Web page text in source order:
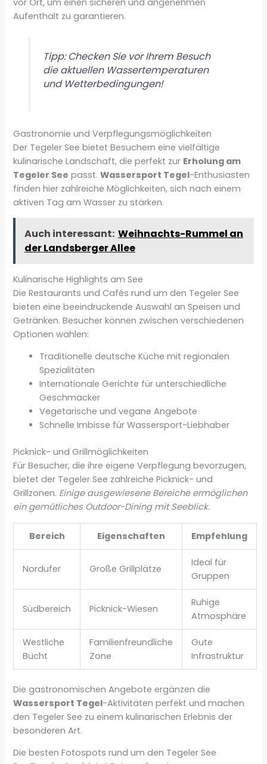
vor Ort, um einen sicheren und angenehmen
Aufenthalt zu garantieren.
Tipp: Checken Sie vor Ihrem Besuch
die aktuellen Wassertemperaturen
und Wetterbedingungen!
Gastronomie und Verpflegungsmöglichkeiten
Der Tegeler See bietet Besuchern eine vielfältige
kulinarische Landschaft, die perfekt zur Erholung am
Tegeler See passt.Wassersport Tegel-Enthusiasten
finden hier zahlreiche Möglichkeiten, sich nach einem
aktiven Tag am Wasser zu stärken.
Auch interessant: Weihnachts-Rummel an
der Landsberger Allee
Kulinarische Highlights am See
Die Restaurants und Cafés rund um den Tegeler See
bieten eine beeindruckende Auswahl an Speisen und
Getränken. Besucher können zwischen verschiedenen
Optionen wählen:
Traditionelle deutsche Küche mit regionalen
Spezialitäten
Internationale Gerichte für unterschiedliche
Geschmäcker
Vegetarische und vegane Angebote
Schnelle Imbisse für Wassersport-Liebhaber
Picknick- und Grillmöglichkeiten
Für Besucher, die ihre eigene Verpflegung bevorzugen,
bietet der Tegeler See zahlreiche Picknick- und
Grillzonen. Einige ausgewiesene Bereiche ermöglichen
ein gemütliches Outdoor-Dining mit Seeblick.
Bereich Eigenschaften Empfehlung
Nordufer Große Grillplätze
Ideal für
Gruppen
Südbereich Picknick-Wiesen
Ruhige
Atmosphäre
Westliche
Bucht
Familienfreundliche
Zone
Gute
Infrastruktur
Die gastronomischen Angebote ergänzen die
Wassersport Tegel-Aktivitäten perfekt und machen
den Tegeler See zu einem kulinarischen Erlebnis der
besonderen Art.
Die besten Fotospots rund um den Tegeler See